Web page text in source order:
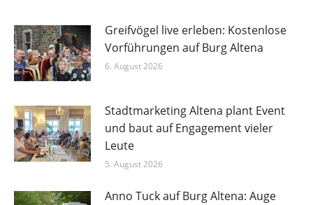
Greifvögel live erleben: Kostenlose
Vorführungen auf Burg Altena
6. August 2026
Stadtmarketing Altena plant Event
und baut auf Engagement vieler
Leute
5. August 2026
Anno Tuck auf Burg Altena: Auge